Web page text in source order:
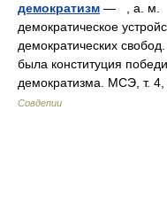
демократизм — , а. м.
демократическое
демократических
была конституция
демократизма. МСЭ, т.
Совдепии